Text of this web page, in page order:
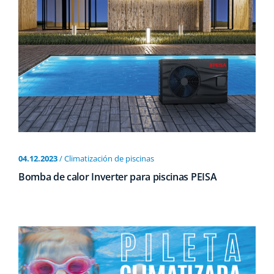
04.12.2023/ Climatización de piscinas
Bomba de calor Inverter para piscinas PEISA